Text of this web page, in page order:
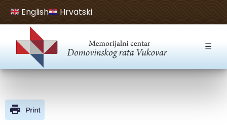
Open toolbar
English Hrvatski
☰